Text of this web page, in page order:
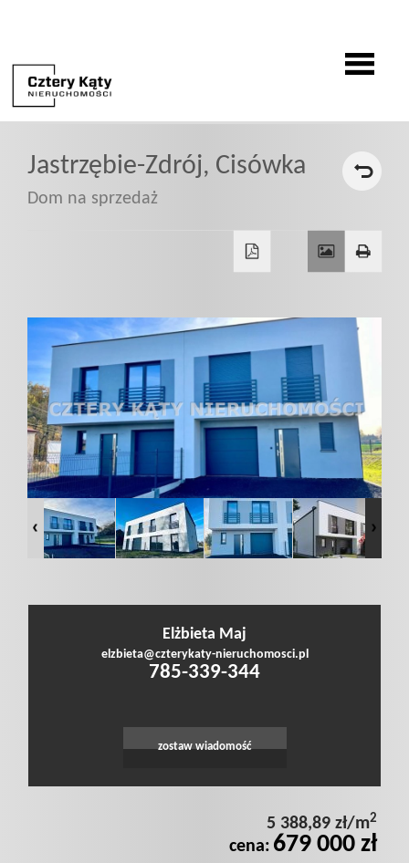
O
firmie
Oferty
Zgłoszenia
Zgłoś
Dodaj
Jastrzębie-Zdrój, Cisówka
Dom na sprzedaż
Elżbieta Maj
elzbieta@czterykaty-nieruchomosci.pl
785-339-344
zostaw wiadomość
5 388,89 zł/m2
cena: 679 000 zł